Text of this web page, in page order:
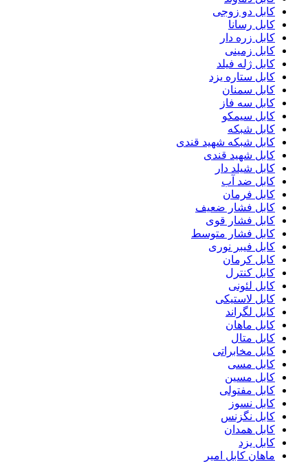
کابل دو زوجی
کابل رسانا
کابل زره دار
کابل زمینی
کابل ژله فیلد
کابل ستاره یزد
کابل سمنان
کابل سه فاز
کابل سیمکو
کابل شبکه
کابل شبکه شهید قندی
کابل شهید قندی
کابل شیلد دار
کابل ضد آب
کابل فرمان
کابل فشار ضعیف
کابل فشار قوی
کابل فشار متوسط
کابل فیبر نوری
کابل کرمان
کابل کنترل
کابل لئونی
کابل لاستیکی
کابل لگراند
کابل ماهان
کابل متال
کابل مخابراتی
کابل مسی
کابل مسین
کابل مفتولی
کابل نسوز
کابل نگزنس
کابل همدان
کابل یزد
ماهان کابل امیر